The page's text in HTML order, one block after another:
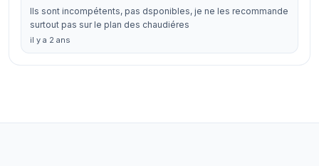
Ils sont incompétents, pas dsponibles, je ne les recommande
surtout pas sur le plan des chaudiéres
il y a 2 ans